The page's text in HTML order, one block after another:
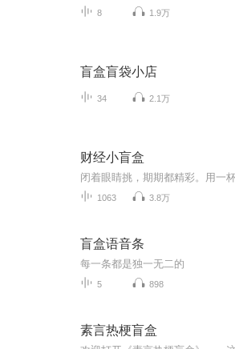
8 1.9万
盲盒盲袋小店
34 2.1万
财经小盲盒
1063 3.8万
盲盒语音条
每一条都是独一无二的
5 898
素言热梗盲盒